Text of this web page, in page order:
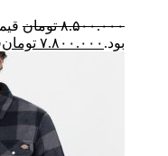
تومان
۷.۸۰۰.۰۰۰ تومانقیمت فعلی: